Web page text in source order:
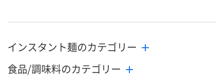
インスタント麺のカテゴリー
食品/調味料のカテゴリー